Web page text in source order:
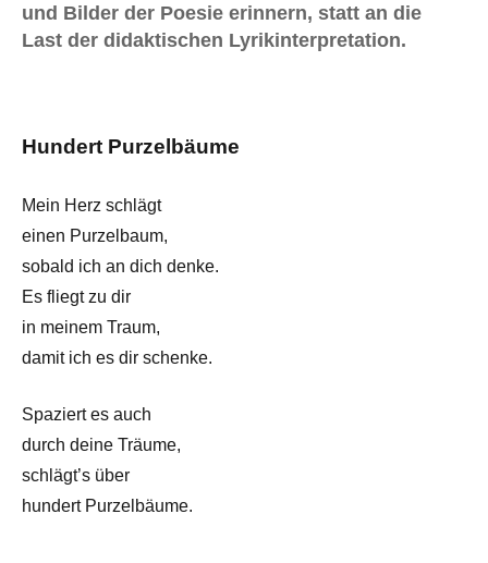
und Bilder der Poesie erinnern, statt an die
Last der didaktischen Lyrikinterpretation.
Hundert Purzelbäume
Mein Herz schlägt
einen Purzelbaum,
sobald ich an dich denke.
Es fliegt zu dir
in meinem Traum,
damit ich es dir schenke.
Spaziert es auch
durch deine Träume,
schlägt’s über
hundert Purzelbäume.